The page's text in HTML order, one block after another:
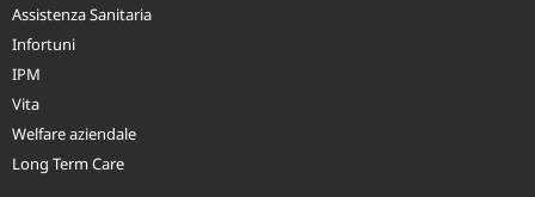
Long Term Care